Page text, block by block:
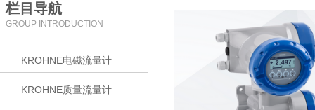
栏目导航
GROUP INTRODUCTION
KROHNE电磁流量计
KROHNE质量流量计